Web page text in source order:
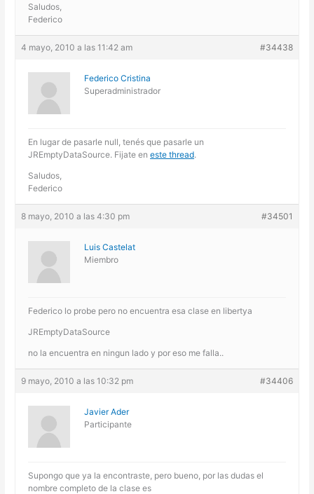
Saludos,
Federico
4 mayo, 2010 a las 11:42 am #34438
Federico Cristina
Superadministrador
En lugar de pasarle null, tenés que pasarle un
JREmptyDataSource. Fijate eneste thread.
Saludos,
Federico
8 mayo, 2010 a las 4:30 pm #34501
Luis Castelat
Miembro
Federico lo probe pero no encuentra esa clase en libertya
JREmptyDataSource
no la encuentra en ningun lado y por eso me falla..
9 mayo, 2010 a las 10:32 pm #34406
Javier Ader
Participante
Supongo que ya la encontraste, pero bueno, por las dudas el
nombre completo de la clase es